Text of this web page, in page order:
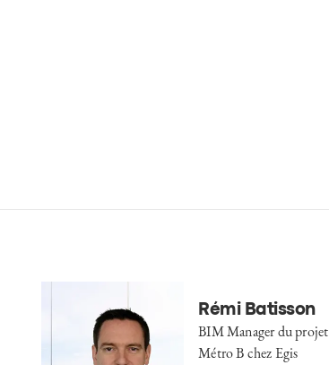
Rémi Batisson
BIM Manager du projet
Métro B chez Egis